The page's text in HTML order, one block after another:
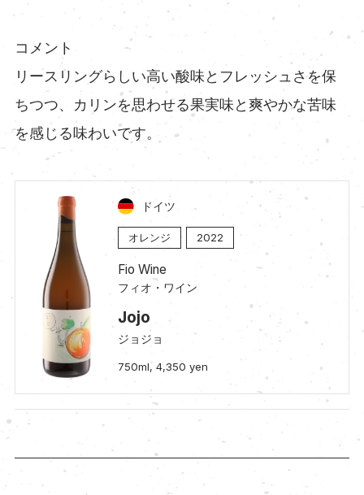
コメント
リースリングらしい高い酸味とフレッシュさを保
ちつつ、カリンを思わせる果実味と爽やかな苦味
を感じる味わいです。
ドイツ
オレンジ 2022
Fio Wine
フィオ・ワイン
Jojo
ジョジョ
750ml, 4,350 yen